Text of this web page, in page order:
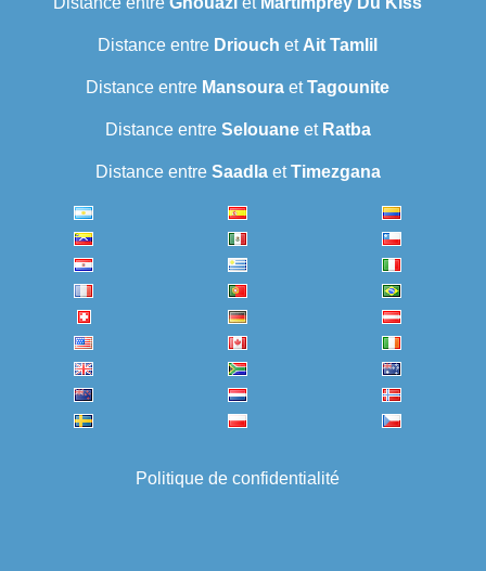
Distance entre Driouch et Ait Tamlil
Distance entre Mansoura etTagounite
Distance entre Selouaneet Ratba
Distance entre SaadlaetTimezgana
Politique de confidentialité